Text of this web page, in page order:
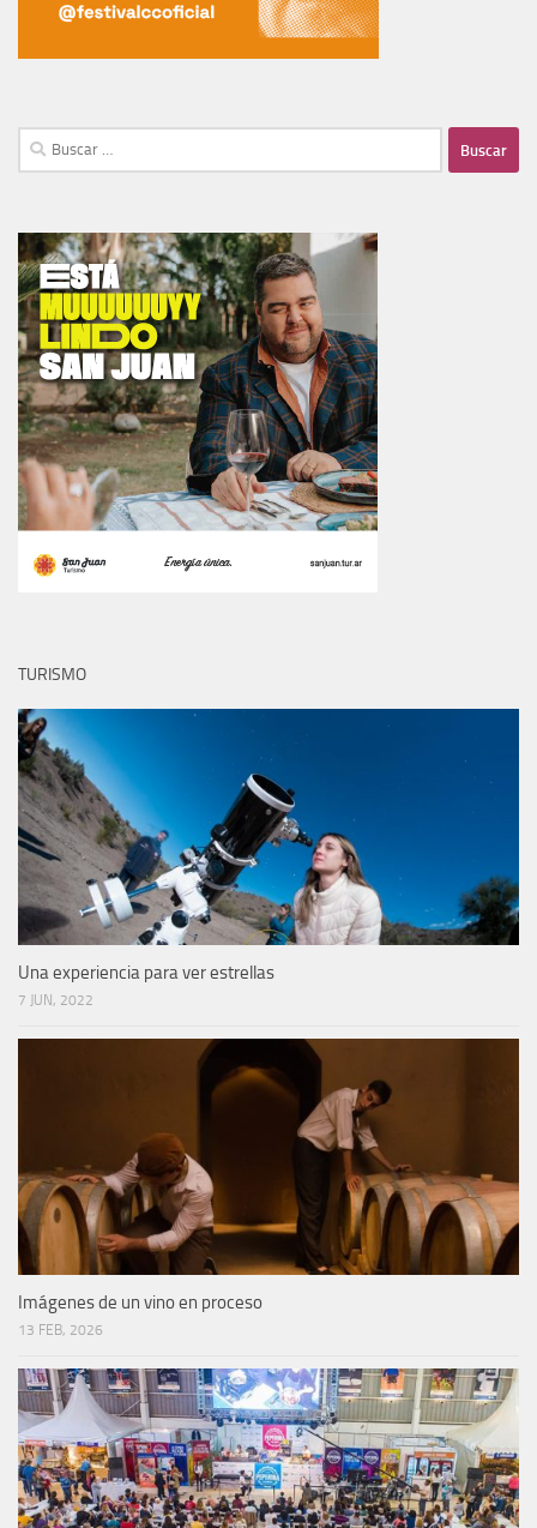
TURISMO
Una experiencia para ver estrellas
7 JUN, 2022
Imágenes de un vino en proceso
13 FEB, 2026